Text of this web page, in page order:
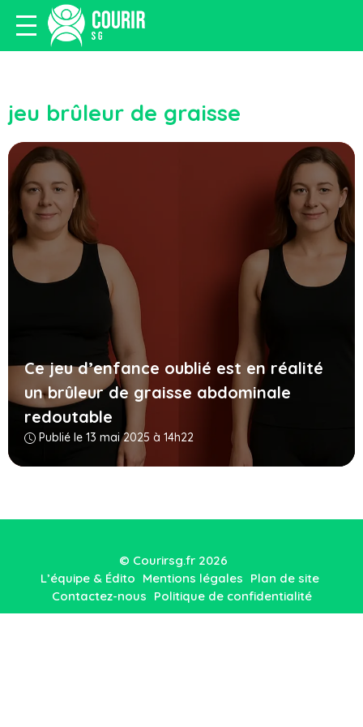
jeu brûleur de graisse
Ce jeu d’enfance oublié est en réalité
un brûleur de graisse abdominale
redoutable
Publié le 13 mai 2025 à 14h22
© Courirsg.fr 2026
L’équipe & Édito Mentions légales Plan de site
Contactez-nous Politique de confidentialité